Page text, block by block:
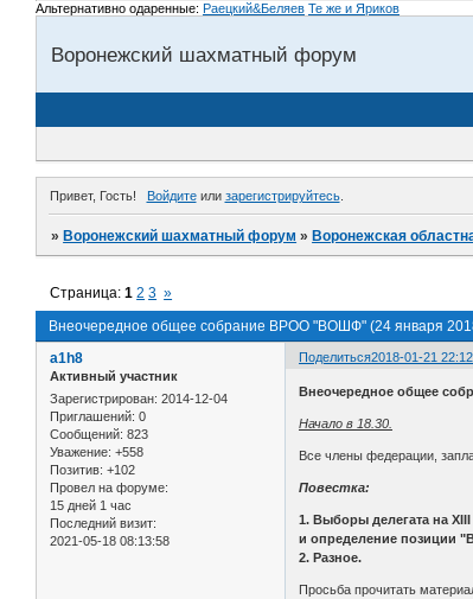
Альтернативно одаренные: Раецкий&Беляев Те же и Яриков
Воронежский шахматный форум
Привет, Гость! Войдитеили зарегистрируйтесь.
»Воронежский шахматный форум »Воронежская
Внеочередное общее собрание ВРОО "ВОШФ" (24 января
Страница:1 2 3 »
Поделиться2018-01-21
a1h8
Активный участник
Зарегистрирован: 2014-12-04
Приглашений: 0
Сообщений: 823
Уважение: +558
Позитив: +102
Провел на форуме:
15 дней 1 час
Последний визит:
2021-05-18 08:13:58
Внеочередное общее
Начало в 18.30.
Все члены федерации,
Повестка:
1. Выборы делегата на
и определение позиции
2. Разное.
Просьба прочитать